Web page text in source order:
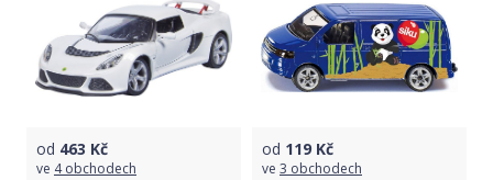
od 463 Kč
ve 4 obchodech
od 119 Kč
ve 3 obchodech